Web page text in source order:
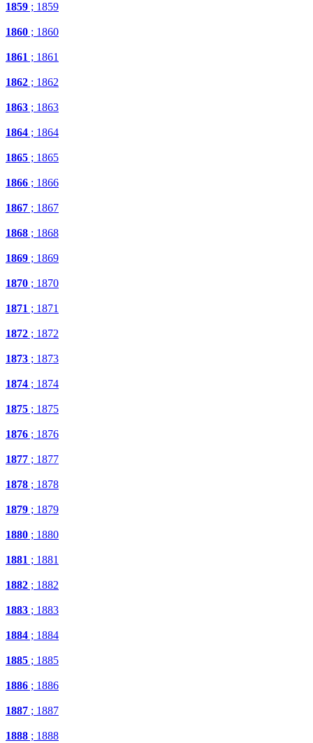
1859 ; 1859
1860 ; 1860
1861 ; 1861
1862 ; 1862
1863 ; 1863
1864 ; 1864
1865 ; 1865
1866 ; 1866
1867 ; 1867
1868 ; 1868
1869 ; 1869
1870 ; 1870
1871 ; 1871
1872 ; 1872
1873 ; 1873
1874 ; 1874
1875 ; 1875
1876 ; 1876
1877 ; 1877
1878 ; 1878
1879 ; 1879
1880 ; 1880
1881 ; 1881
1882 ; 1882
1883 ; 1883
1884 ; 1884
1885 ; 1885
1886 ; 1886
1887 ; 1887
1888 ; 1888